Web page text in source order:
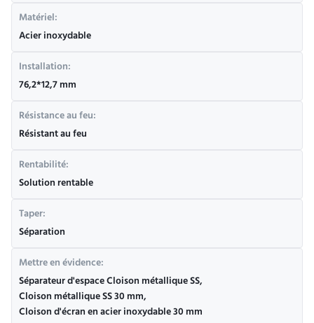
Matériel:
Acier inoxydable
Installation:
76,2*12,7 mm
Résistance au feu:
Résistant au feu
Rentabilité:
Solution rentable
Taper:
Séparation
Mettre en évidence:
Séparateur d'espace Cloison métallique SS,
Cloison métallique SS 30 mm,
Cloison d'écran en acier inoxydable 30 mm